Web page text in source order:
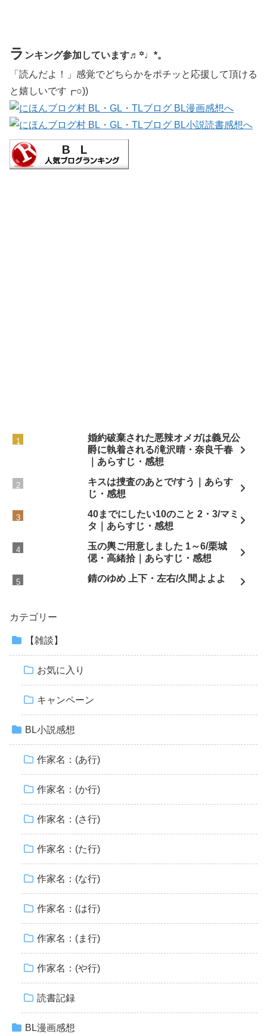
ラ ンキング参加しています♬꙳♩*。
「読んだよ！」感覚でどちらかをポチッと応援して頂ける
と嬉しいです┏○))
婚約破棄された悪辣オメガは義兄公
爵に執着される/滝沢晴・奈良千春
｜あらすじ・感想
キスは捜査のあとで/すう｜あらす
じ・感想
40までにしたい10のこと 2・3/マミ
タ｜あらすじ・感想
玉の輿ご用意しました 1～6/栗城
偲・高緒拾｜あらすじ・感想
錆のゆめ 上下・左右/久間よよよ
カテゴリー
【雑談】
お気に入り
キャンペーン
BL小説感想
作家名：(あ行)
作家名：(か行)
作家名：(さ行)
作家名：(た行)
作家名：(な行)
作家名：(は行)
作家名：(ま行)
作家名：(や行)
読書記録
BL漫画感想